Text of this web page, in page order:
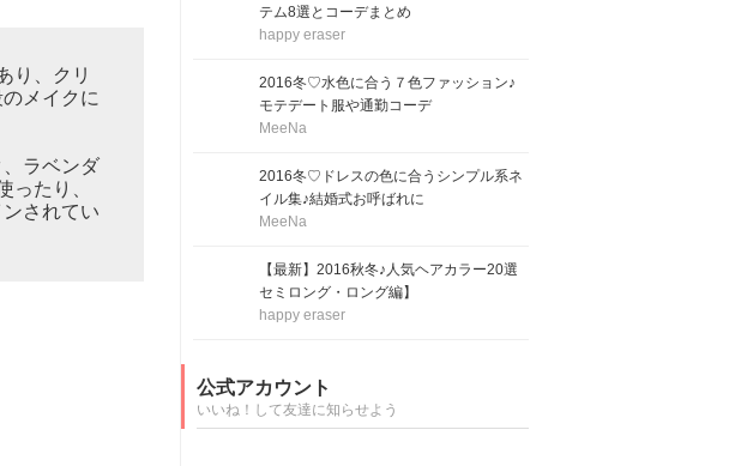
り、クリ
メイクに
ラベンダ
ったり、
されてい
テム8選とコーデまとめ
happy eraser
2016冬♡水色に合う７色ファッション♪
モテデート服や通勤コーデ
MeeNa
2016冬♡ドレスの色に合うシンプル系ネ
イル集♪結婚式お呼ばれに
MeeNa
【最新】2016秋冬♪人気ヘアカラー20選
セミロング・ロング編】
happy eraser
公式アカウント
いいね！して友達に知らせよう